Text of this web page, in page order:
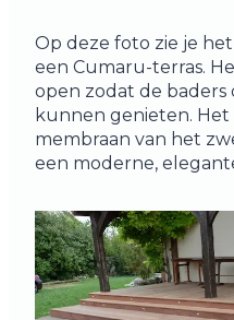
Op deze foto zie je
een Cumaru-terras.
open zodat de baders
kunnen genieten. Het
membraan van het
een moderne,